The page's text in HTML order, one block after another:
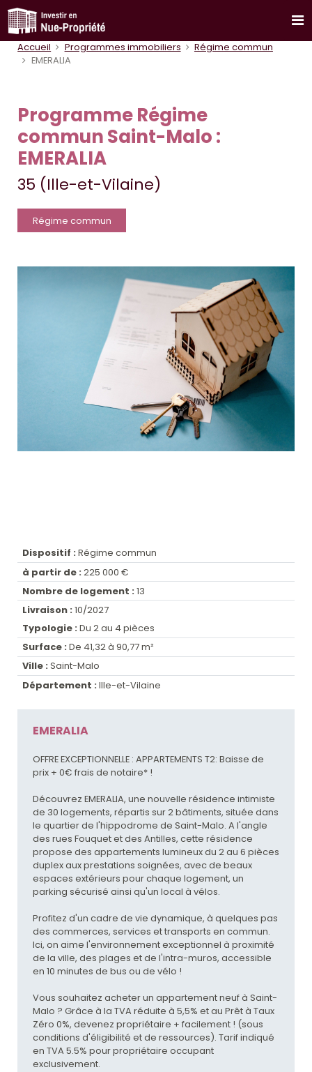
Accueil Programmes immobiliers
Régime commun
EMERALIA
Programme Régime
commun Saint-Malo :
EMERALIA
35 (Ille-et-Vilaine)
Régime commun
Dispositif : Régime commun
à partir de : 225 000 €
Nombre de logement : 13
Livraison : 10/2027
Typologie : Du 2 au 4 pièces
Surface : De 41,32 à 90,77 m²
Ville : Saint-Malo
Département : Ille-et-Vilaine
EMERALIA
OFFRE EXCEPTIONNELLE : APPARTEMENTS T2: Baisse de
prix + 0€ frais de notaire* !
Découvrez EMERALIA, une nouvelle résidence intimiste
de 30 logements, répartis sur 2 bâtiments, située dans
le quartier de l'hippodrome de Saint-Malo. A l'angle
des rues Fouquet et des Antilles, cette résidence
propose des appartements lumineux du 2 au 6 pièces
duplex aux prestations soignées, avec de beaux
espaces extérieurs pour chaque logement, un
parking sécurisé ainsi qu'un local à vélos.
Profitez d'un cadre de vie dynamique, à quelques pas
des commerces, services et transports en commun.
Ici, on aime l'environnement exceptionnel à proximité
de la ville, des plages et de l'intra-muros, accessible
en 10 minutes de bus ou de vélo !
Vous souhaitez acheter un appartement neuf à Saint-
Malo ? Grâce à la TVA réduite à 5,5% et au Prêt à Taux
Zéro 0%, devenez propriétaire + facilement ! (sous
conditions d'éligibilité et de ressources). Tarif indiqué
en TVA 5.5% pour propriétaire occupant
exclusivement.